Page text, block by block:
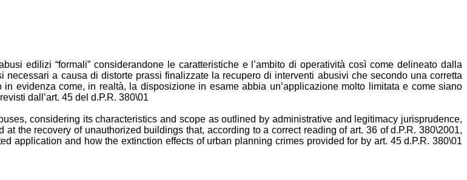
edilizi “formali” considerandone le caratteristiche e l’ambito di operatività così come delineato dalla
a causa di distorte prassi finalizzate la recupero di interventi abusivi che secondo una corretta
evidenza come, in realtà, la disposizione in esame abbia un’applicazione molto limitata e come siano
dall’art. 45 del d.P.R. 380\01
considering its characteristics and scope as outlined by administrative and legitimacy jurisprudence,
the recovery of unauthorized buildings that, according to a correct reading of art. 36 of d.P.R. 380\2001,
application and how the extinction effects of urban planning crimes provided for by art. 45 d.P.R. 380\01